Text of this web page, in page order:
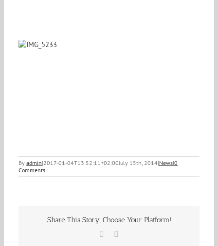
By admin|2017-01-04T13:52:11+02:00July 15th, 2014|News|0
Comments
Share This Story, Choose Your Platform!
Facebook